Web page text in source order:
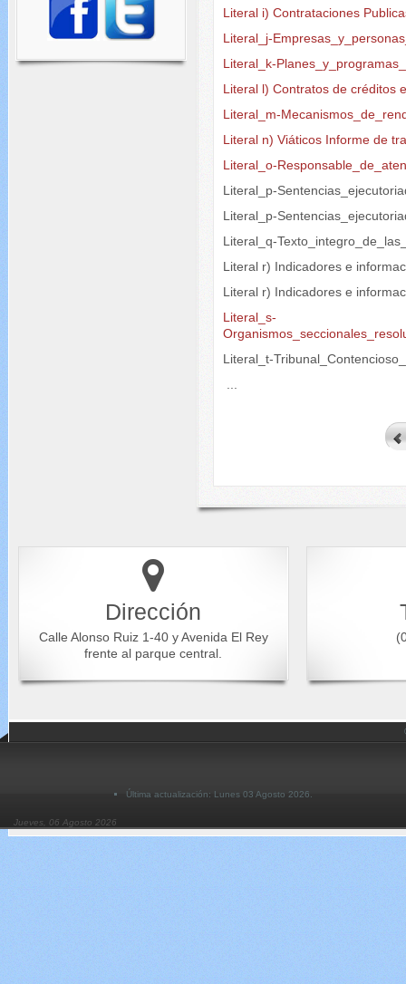
Literal i) Contrataciones
Literal_j-
Literal_k-
Literal l) Contratos de créditos
Literal_m-
Literal n) Viáticos Informe de
Literal_o-
Literal_p-
Literal_p-
Literal_q-
Literal r) Indicadores e
Literal r) Indicadores e
Literal_s-
Literal_t-
Dirección
Calle Alonso Ruiz 1-40 y Avenida El Rey
frente al parque central.
Última actualización: Lunes 03 Agosto 2026.
Jueves, 06 Agosto 2026